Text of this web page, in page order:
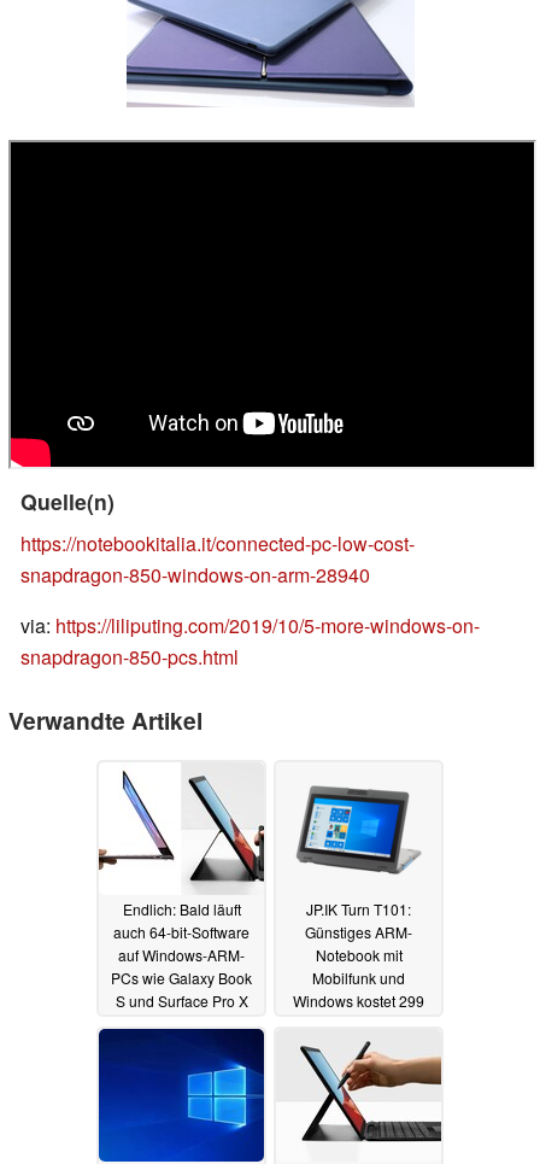
Quelle(n)
https://notebookitalia.it/connected-pc-low-cost-
snapdragon-850-windows-on-arm-28940
via: https://liliputing.com/2019/10/5-more-windows-on-
snapdragon-850-pcs.html
Verwandte Artikel
Endlich: Bald läuft
auch 64-bit-Software
auf Windows-ARM-
PCs wie Galaxy Book
S und Surface Pro X
18.05.2020
JP.IK Turn T101:
Günstiges ARM-
Notebook mit
Mobilfunk und
Windows kostet 299